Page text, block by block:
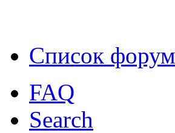
Список
FAQ
Search